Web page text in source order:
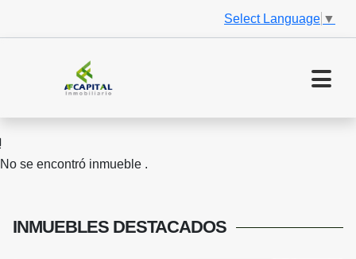
Select Language ▼
No se encontró inmueble .
INMUEBLES DESTACADOS